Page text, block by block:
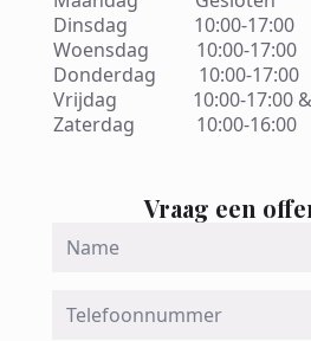
Dinsdag 10:00-17:00
Woensdag 10:00-17:00
Donderdag 10:00-17:00
Vrijdag 10:00-17:00 &
Zaterdag 10:00-16:00
Vraag een